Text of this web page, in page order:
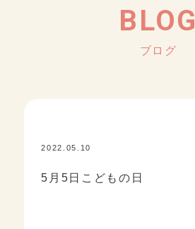
BLOG
ブログ
2022.05.10
5月5日こどもの日